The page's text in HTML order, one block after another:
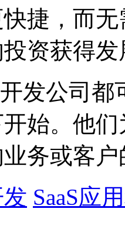
捷，而
资获得
开发公司
始。他
务或客
SaaS应